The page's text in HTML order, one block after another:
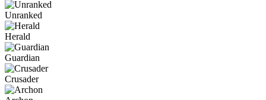
Unranked
Herald
Guardian
Crusader